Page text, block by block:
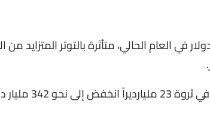
أغنياء روسيا بحوالي 33 مليار دولار في العام الحالي، متأثرة بالتوتر
وذكر موقع “بلومبيرغ”، يوم